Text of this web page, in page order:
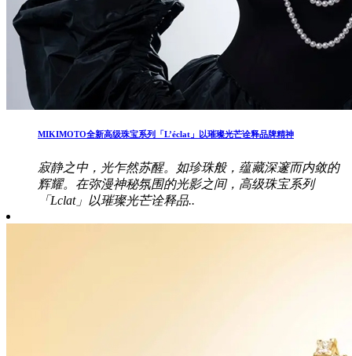
MIKIMOTO全新高级珠宝系列「L’éclat」以璀璨光芒诠释品牌精神
寂静之中，光乍然苏醒。如珍珠般，蕴藏深邃而内敛的
辉耀。在弥漫神秘氛围的光影之间，高级珠宝系列
「Lclat」以璀璨光芒诠释品..